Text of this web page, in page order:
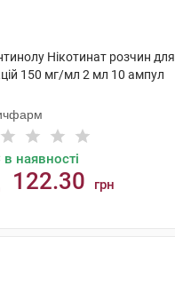
Нікотинат розчин для
150 мг/мл 2 мл 10 ампул
в наявності
122.30 грн